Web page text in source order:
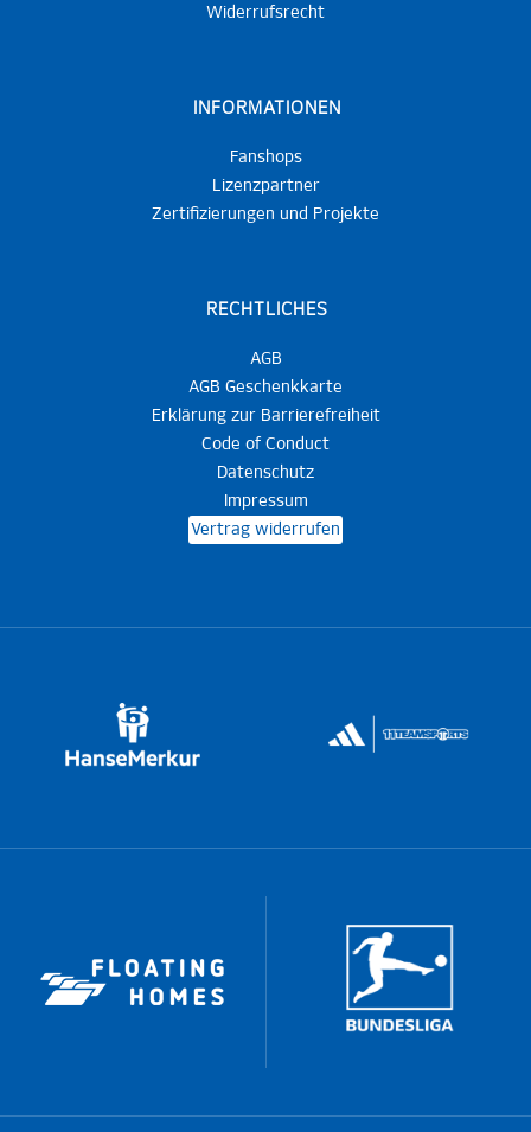
Widerrufsrecht
INFORMATIONEN
Fanshops
Lizenzpartner
Zertifizierungen und Projekte
RECHTLICHES
AGB
AGB Geschenkkarte
Erklärung zur Barrierefreiheit
Code of Conduct
Datenschutz
Impressum
Vertrag widerrufen